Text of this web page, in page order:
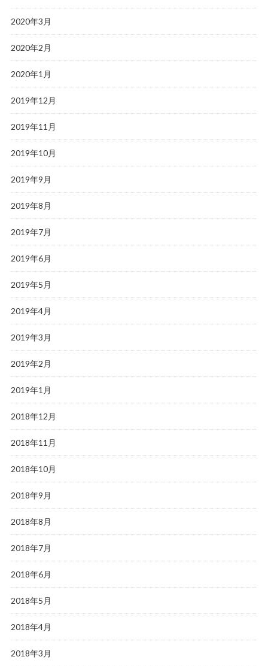
2020年3月
2020年2月
2020年1月
2019年12月
2019年11月
2019年10月
2019年9月
2019年8月
2019年7月
2019年6月
2019年5月
2019年4月
2019年3月
2019年2月
2019年1月
2018年12月
2018年11月
2018年10月
2018年9月
2018年8月
2018年7月
2018年6月
2018年5月
2018年4月
2018年3月